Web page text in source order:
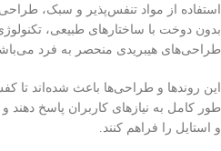
استفاده از مواد تنفس‌پذیر و سبک،
بدون دوخت با ساختارهای طبیعی،
طراحی‌های هیبریدی منحصر به فرد
این روندها و طراحی‌ها باعث شده‌اند تا
طور کامل به نیازهای کاربران پاسخ دهند
و استایل را فراهم کنند.